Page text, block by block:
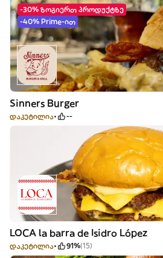
-30% ზოგიერთ პროდუქტზე
-40% Prime-ით
Sinners Burger
დაკეტილია --
LOCA la barra de Isidro López
დაკეტილია 91%(15)